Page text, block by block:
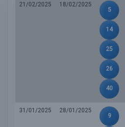
21/02/2025
18/02/2025
5
14
25
26
40
31/01/2025
28/01/2025
9